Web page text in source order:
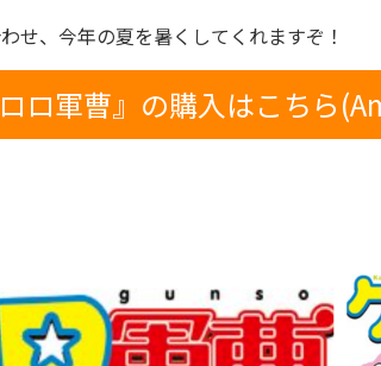
、今年の夏を暑くしてくれますぞ！
ロロ軍曹』の購入はこちら